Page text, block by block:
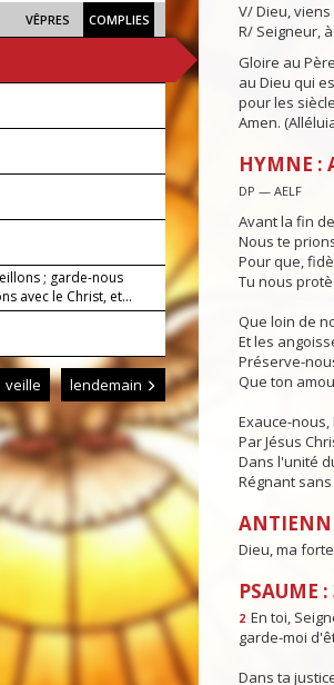
VÊPRES COMPLIES
; garde-nous
avec le Christ, et...
veille lendemain
V/ Dieu,
R/ Seigneur,
Gloire au
au Dieu qui
pour les
Amen.
HYMNE :
DP — AELF
Avant la fin
Nous te
Pour que,
Tu nous
Que loin de
Et les
Préserve-
Que ton
Exauce-
Par Jésus
Dans l'unité
Régnant
Dieu, ma
PSAUME
2 En toi,
garde-moi
Dans ta